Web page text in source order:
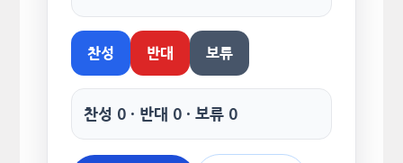
찬성 반대 보류
찬성 0 · 반대 0 · 보류 0